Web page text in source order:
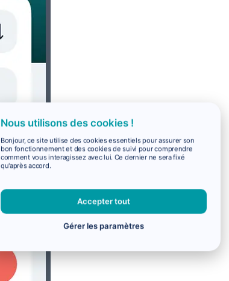
Nous utilisons des cookies !
Bonjour, ce site utilise des cookies essentiels pour assurer son
bon fonctionnement et des cookies de suivi pour comprendre
comment vous interagissez avec lui. Ce dernier ne sera fixé
qu'après accord.
Accepter tout
Gérer les paramètres